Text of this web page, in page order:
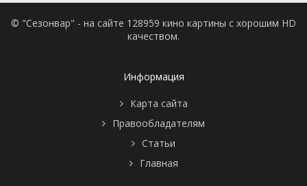
© "Сезонвар" - на сайте 128959 кино картины с хорошим HD
качеством.
Информация
Карта сайта
Правообладателям
Статьи
Главная